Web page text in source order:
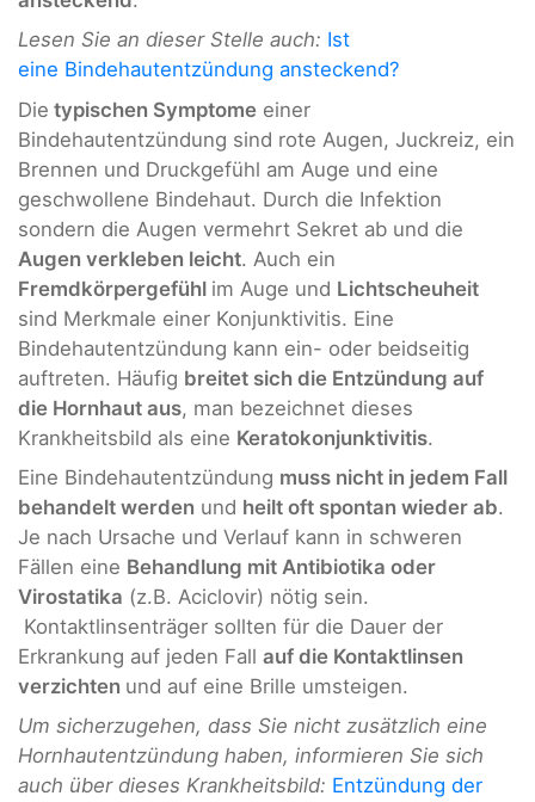
Lesen Sie an dieser Stelle auch: Ist
eine Bindehautentzündung ansteckend?
Die typischen Symptome einer
Bindehautentzündung sind rote Augen, Juckreiz, ein
Brennen und Druckgefühl am Auge und eine
geschwollene Bindehaut. Durch die Infektion
sondern die Augen vermehrt Sekret ab und die
Augen verkleben leicht. Auch ein
Fremdkörpergefühl im Auge und Lichtscheuheit
sind Merkmale einer Konjunktivitis. Eine
Bindehautentzündung kann ein- oder beidseitig
auftreten. Häufig breitet sich die Entzündung auf
die Hornhaut aus, man bezeichnet dieses
Krankheitsbild als eine Keratokonjunktivitis.
Eine Bindehautentzündung muss nicht in jedem Fall
behandelt werden und heilt oft spontan wieder ab.
Je nach Ursache und Verlauf kann in schweren
Fällen eine Behandlung mit Antibiotika oder
Virostatika (z.B. Aciclovir) nötig sein.
Kontaktlinsenträger sollten für die Dauer der
Erkrankung auf jeden Fall auf die Kontaktlinsen
verzichten und auf eine Brille umsteigen.
Um sicherzugehen, dass Sie nicht zusätzlich eine
Hornhautentzündung haben, informieren Sie sich
auch über dieses Krankheitsbild: Entzündung der